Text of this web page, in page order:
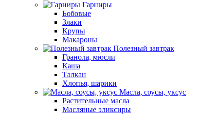
Гарниры
Бобовые
Злаки
Крупы
Макароны
Полезный завтрак
Гранола, мюсли
Каша
Талкан
Хлопья, шарики
Масла, соусы, уксус
Растительные масла
Масляные эликсиры